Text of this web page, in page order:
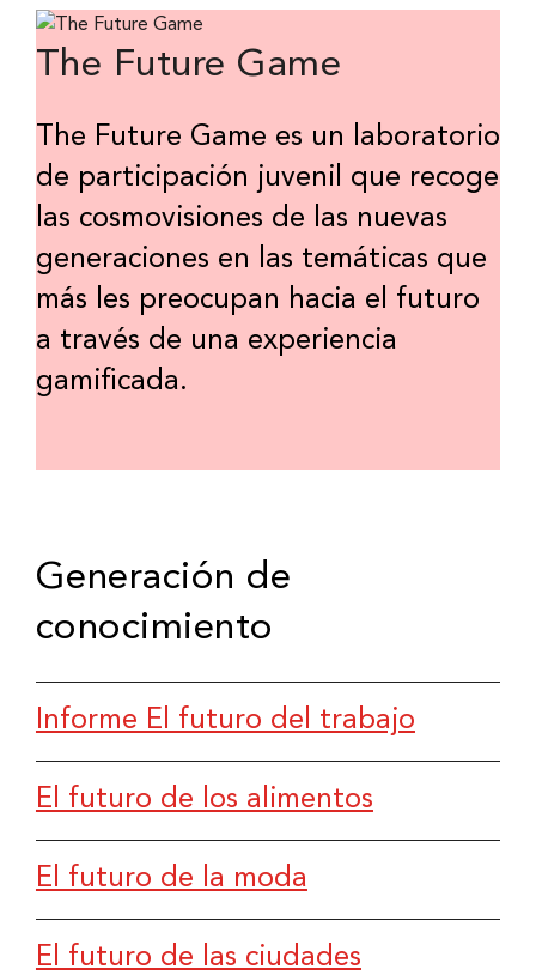
The Future Game
The Future Game es un laboratorio
de participación juvenil que recoge
las cosmovisiones de las nuevas
generaciones en las temáticas que
más les preocupan hacia el futuro
a través de una experiencia
gamificada.
Generación de
conocimiento
Informe El futuro del trabajo
El futuro de los alimentos
El futuro de la moda
El futuro de las ciudades